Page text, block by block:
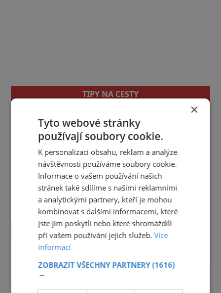
TIPY NA CESTY
Karlovarský kraj
Královéhradecký krajLiberecký kraj
Moravskoslezský krajOlomoucký kraj
Pardubický krajPlzeňský krajPraha
Středočeský krajÚstecký krajVysočina
Zlínský kraj
reklama
×
Tyto webové stránky
používají soubory cookie.
K personalizaci obsahu, reklam a analýze
návštěvnosti používáme soubory cookie.
Informace o vašem používání našich
stránek také sdílíme s našimi reklamními
a analytickými partnery, kteří je mohou
kombinovat s dalšími informacemi, které
jste jim poskytli nebo které shromáždili
při vašem používání jejich služeb.Více
informací
ZOBRAZIT VŠECHNY PARTNERY(1616)
→